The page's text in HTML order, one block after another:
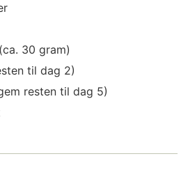
30 gram)
til dag 2)
resten til dag 5)